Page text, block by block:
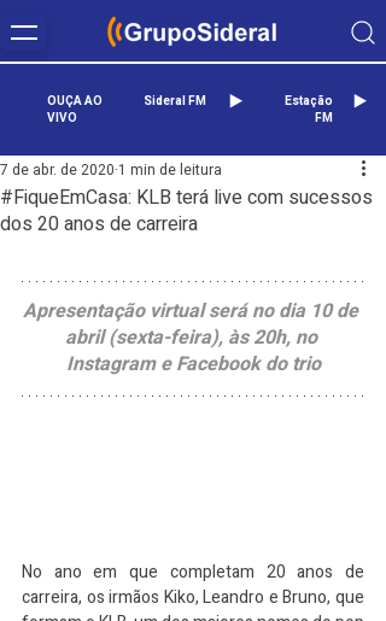
OUÇA AO
VIVO
Sideral FM
Estação
FM
#FiqueEmCasa: KLB terá live com sucessos
dos 20 anos de carreira
7 de abr. de 2020 1 min de leitura
Apresentação virtual será no dia 10 de
abril (sexta-feira), às 20h, no
Instagram e Facebook do trio
No ano em que completam 20 anos de
carreira, os irmãos Kiko, Leandro e Bruno, que